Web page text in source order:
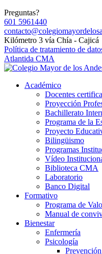
Preguntas?
601 5961440
Kilómetro 3 vía Chía - Cajicá
Política de tratamiento de
Atlantida CMA
Académico
Docentes
Proyección
Bachillerato
Programa de la
Proyecto
Bilingüismo
Programas
Vídeo
Biblioteca CMA
Laboratorio
Banco Digital
Formativo
Programa de
Manual de
Bienestar
Enfermería
Psicología